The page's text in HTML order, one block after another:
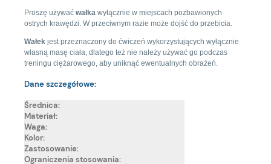
Proszę używać wałka wyłącznie w miejscach pozbawionych
ostrych krawędzi. W przeciwnym razie może dojść do przebicia.
Wałek jest przeznaczony do ćwiczeń wykorzystujących wyłącznie
własną masę ciała, dlatego też nie należy używać go podczas
treningu ciężarowego, aby uniknąć ewentualnych obrażeń.
Dane szczegółowe:
Średnica:
Materiał:
Waga:
Kolor:
Zastosowanie:
Ograniczenia stosowania: